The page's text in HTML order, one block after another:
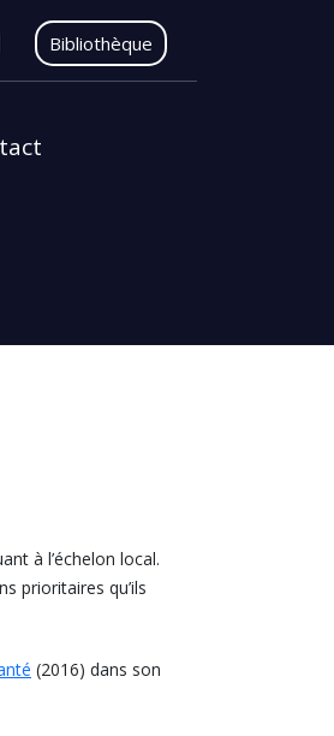
Bibliothèque
à l’échelon local.
prioritaires qu’ils
(2016) dans son